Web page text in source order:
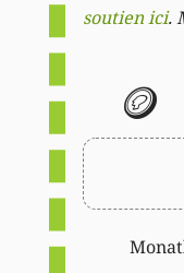
soutien ici.
🪙